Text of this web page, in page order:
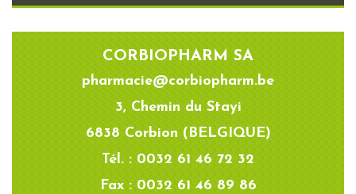
CORBIOPHARM SA
pharmacie@corbiopharm.be
3, Chemin du Stayi
6838 Corbion (BELGIQUE)
Tél. : 0032 61 46 72 32
Fax : 0032 61 46 89 86